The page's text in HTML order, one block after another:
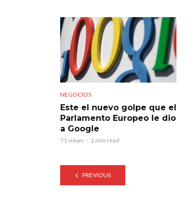
NEGOCIOS
Este el nuevo golpe que el
Parlamento Europeo le dio
a Google
71 views 2 min read
PREVIOUS